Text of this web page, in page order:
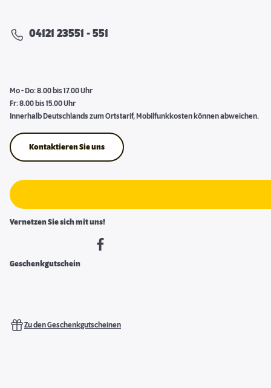
04121 23551 - 551
Mo - Do: 8.00 bis 17.00 Uhr
Fr: 8.00 bis 15.00 Uhr
Innerhalb Deutschlands zum Ortstarif, Mobilfunkkosten können abweichen.
Kontaktieren Sie uns
Vernetzen Sie sich mit uns!
Geschenkgutschein
Zu den Geschenkgutscheinen